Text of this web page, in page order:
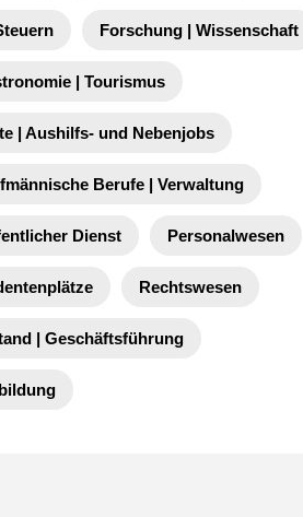
Forschung | Wissenschaft
| Tourismus
| Aushilfs- und Nebenjobs
Berufe | Verwaltung
Dienst Personalwesen
Rechtswesen
| Geschäftsführung